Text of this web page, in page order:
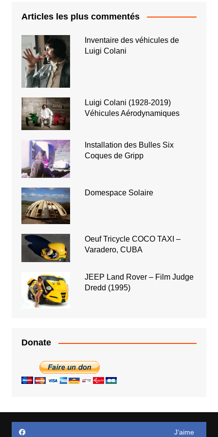
Articles les plus commentés
Inventaire des véhicules de
Luigi Colani
Luigi Colani (1928-2019)
Véhicules Aérodynamiques
Installation des Bulles Six
Coques de Gripp
Domespace Solaire
Oeuf Tricycle COCO TAXI –
Varadero, CUBA
JEEP Land Rover – Film Judge
Dredd (1995)
Donate
J’aime